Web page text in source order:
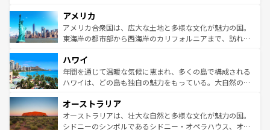
ンツ一覧を参照してほしい。
の建物がそのまま残る町や、スイスならではのユニークな
博物館もあり、アルプス観光だけでなく町歩きも満喫する
ことができる。国民の所得が高いため物価も高いが、旅行
ば市内交通費無料で観光を楽しむこともできる。 なお、新
着のスイス情報はコンテンツ一覧 を参照してほしい。
アメリカ
アメリカ合衆国は、広大な土地と多様な文化が魅力の国。
東海岸の都市部から西海岸のカリフォルニアまで、訪れる
のような巨大都市は、観光、ショッピング、エンターテイ
ンメントが詰まった刺激的なスポットだ。一方、アメリカ
西部には大自然が広がり、グランドキャニオンやイエロー
部のニューオーリンズでは、音楽と美食が融合した独特の
文化が魅力。旅行者はアメリカの各地域で異なる魅力を楽
しみながら、その多様性と豊かな歴史を感じることができ
ハワイ
年間を通じて温暖な気候に恵まれ、多くの島で構成される
ハワイは、どの島も独自の魅力をもっている。大自然の神
ワイ島は見逃せない。また、定番の観光地といえばオアフ
島だが、静かな自然を求めるならマウイ島やカウアイ島が
おすすめ。エメラルドグリーンに輝く海をはじめ、豊かな
オーストラリア
オーストラリアは、壮大な自然と多様な文化が魅力の国。
シドニーのシンボルであるシドニー・オペラハウス、オー